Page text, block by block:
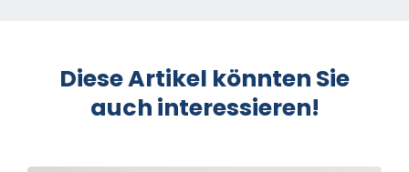
Diese Artikel könnten Sie
auch interessieren!